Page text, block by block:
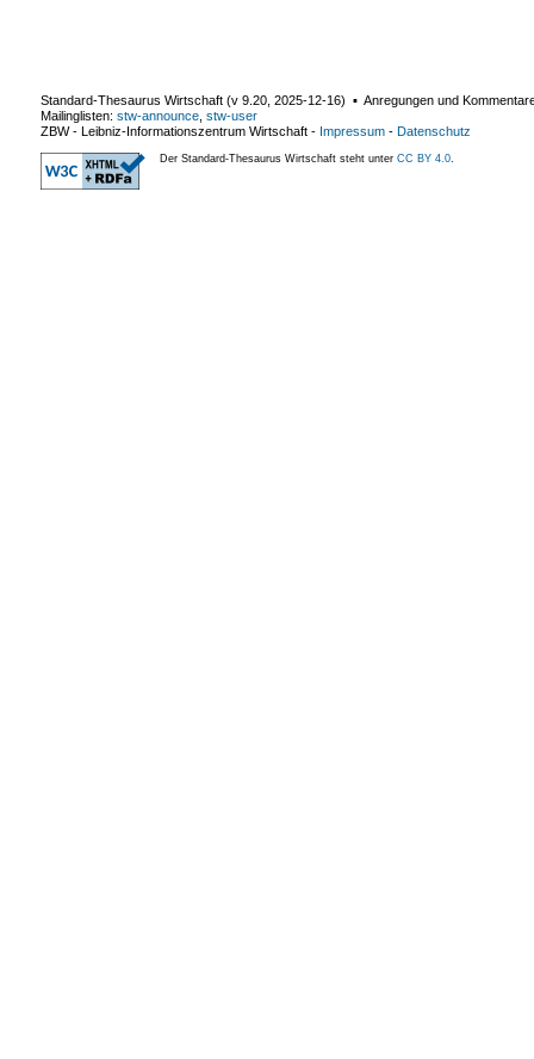
Standard-Thesaurus Wirtschaft (v 9.20 2025-12-16) ▪ Anregungen und
Mailinglisten: stw-announce stw-user
ZBW - Leibniz-Informationszentrum Wirtschaft - Impressum - Datenschutz
Der Standard-Thesaurus Wirtschaft steht unter CC BY 4.0